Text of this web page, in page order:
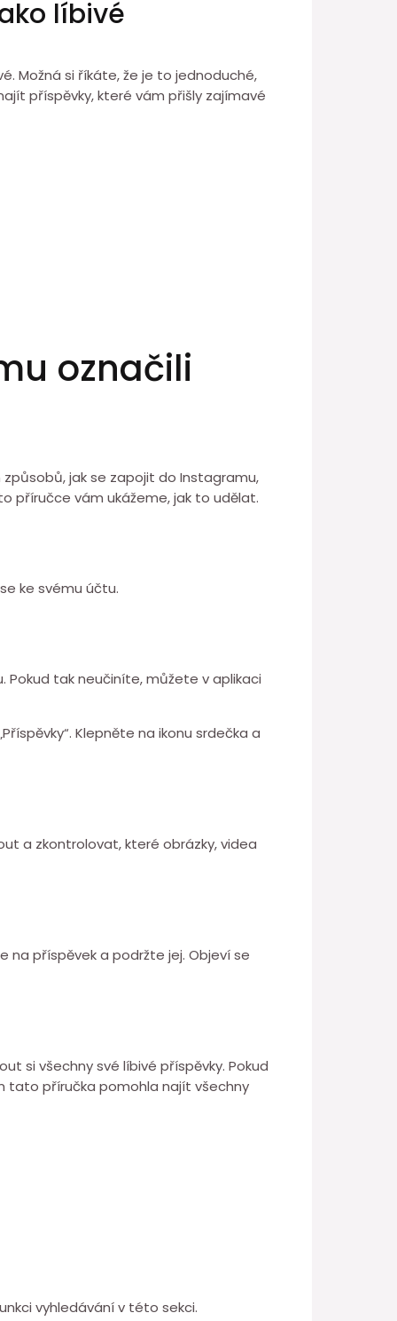
líbivé
Možná si říkáte, že je to jednoduché,
příspěvky, které vám přišly zajímavé
označili
jak se zapojit do Instagramu,
příručce vám ukážeme, jak to udělat.
ke svému účtu.
Pokud tak neučiníte, můžete v aplikaci
Klepněte na ikonu srdečka a
a zkontrolovat, které obrázky, videa
na příspěvek a podržte jej. Objeví se
si všechny své líbivé příspěvky. Pokud
tato příručka pomohla najít všechny
vyhledávání v této sekci.